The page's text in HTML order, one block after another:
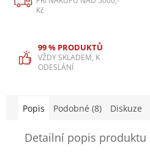
Kč
99 % PRODUKTŮ
VŽDY SKLADEM, K
ODESLÁNÍ
Popis Podobné (8) Diskuze
Detailní popis produktu